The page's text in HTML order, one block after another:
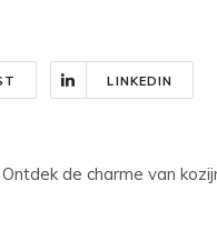
LINKEDIN
Ontdek de charme van